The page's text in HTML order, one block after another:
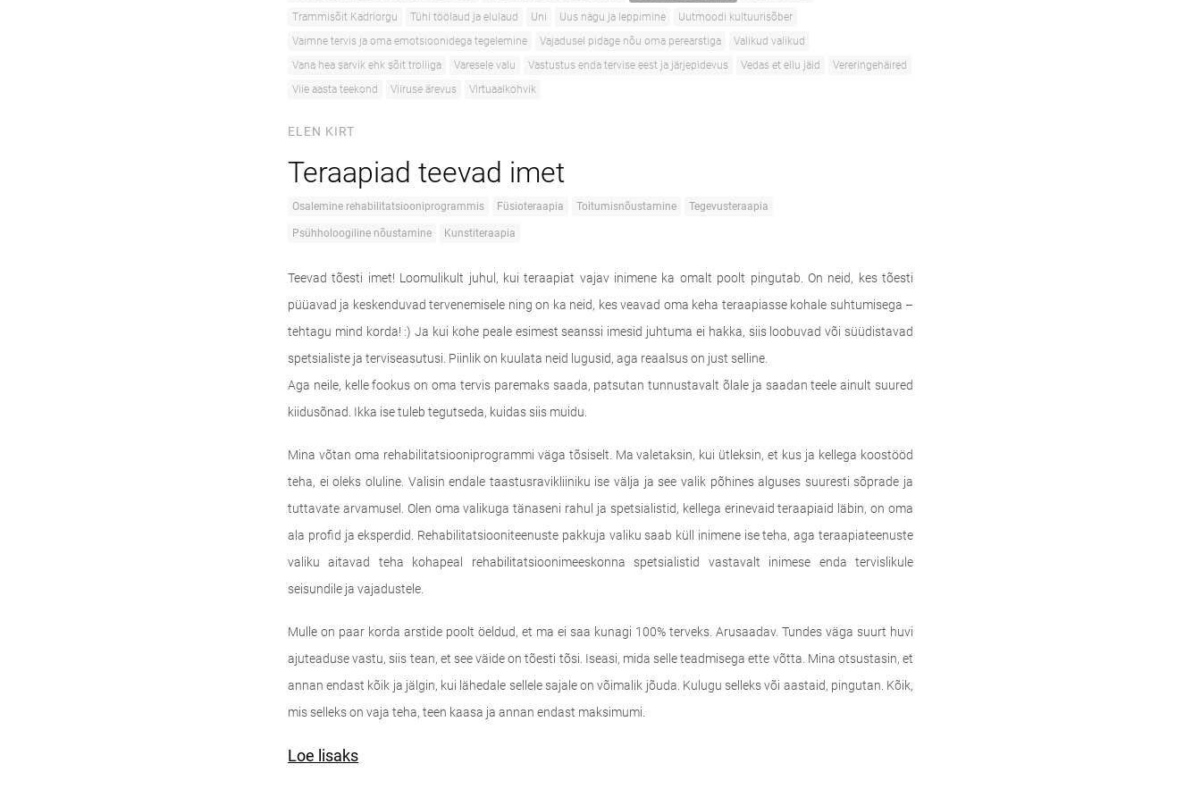
Trammisõit Kadriorgu
Tühi töölaud ja elulaud Uni Uus nägu ja leppimine
Uutmoodi kultuurisõber
Vaimne tervis ja oma emotsioonidega tegelemine
Vajadusel pidage nõu oma perearstiga
Valikud valikud
Vana hea sarvik ehk sõit trolliga
Varesele valu Vastustus enda tervise eest ja järjepidevus Vedas et ellu jäid
Vereringehäired
Viie aasta teekond
Viiruse ärevus Virtuaalkohvik
ELEN KIRT
Teraapiad teevad imet
Osalemine rehabilitatsiooniprogrammis Füsioteraapia Toitumisnõustamine Tegevusteraapia
Psühholoogiline nõustamine Kunstiteraapia
Teevad tõesti imet! Loomulikult juhul, kui teraapiat vajav inimene ka omalt poolt pingutab. On neid, kes tõesti
püüavad ja keskenduvad tervenemisele ning on ka neid, kes veavad oma keha teraapiasse kohale suhtumisega –
tehtagu mind korda! :) Ja kui kohe peale esimest seanssi imesid juhtuma ei hakka, siis loobuvad või süüdistavad
spetsialiste ja terviseasutusi. Piinlik on kuulata neid lugusid, aga reaalsus on just selline.
Aga neile, kelle fookus on oma tervis paremaks saada, patsutan tunnustavalt õlale ja saadan teele ainult suured
kiidusõnad. Ikka ise tuleb tegutseda, kuidas siis muidu.
Mina võtan oma rehabilitatsiooniprogrammi väga tõsiselt. Ma valetaksin, kui ütleksin, et kus ja kellega koostööd
teha, ei oleks oluline. Valisin endale taastusravikliiniku ise välja ja see valik põhines alguses suuresti sõprade ja
tuttavate arvamusel. Olen oma valikuga tänaseni rahul ja spetsialistid, kellega erinevaid teraapiaid läbin, on oma
ala profid ja eksperdid. Rehabilitatsiooniteenuste pakkuja valiku saab küll inimene ise teha, aga teraapiateenuste
valiku aitavad teha kohapeal rehabilitatsioonimeeskonna spetsialistid vastavalt inimese enda tervislikule
seisundile ja vajadustele.
Mulle on paar korda arstide poolt öeldud, et ma ei saa kunagi 100% terveks. Arusaadav. Tundes väga suurt huvi
ajuteaduse vastu, siis tean, et see väide on tõesti tõsi. Iseasi, mida selle teadmisega ette võtta. Mina otsustasin, et
annan endast kõik ja jälgin, kui lähedale sellele sajale on võimalik jõuda. Kulugu selleks või aastaid, pingutan. Kõik,
mis selleks on vaja teha, teen kaasa ja annan endast maksimumi.
Loe lisaks